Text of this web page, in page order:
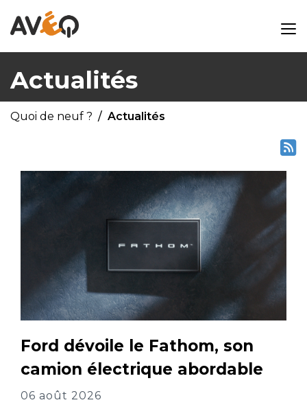
Actualités
Quoi de neuf ? Actualités
Ford dévoile le Fathom, son
camion électrique abordable
06 août 2026